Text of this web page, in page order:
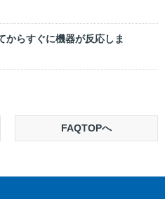
からすぐに機器が反応しま
FAQTOPへ